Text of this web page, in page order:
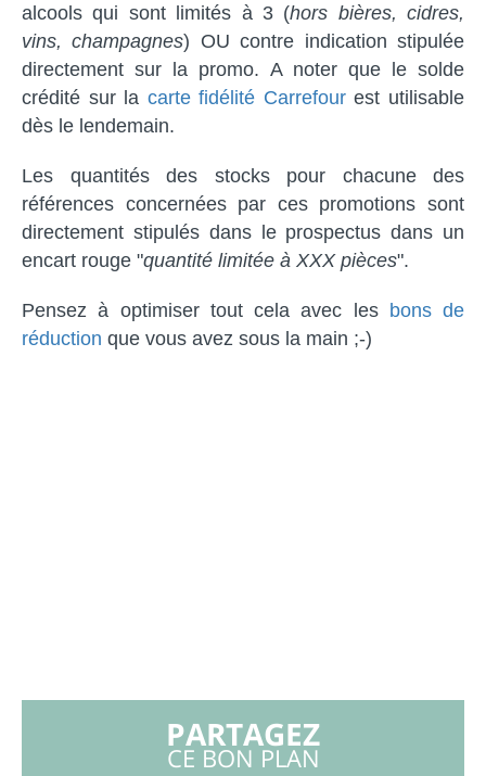
alcools qui sont limités à 3 (hors bières, cidres,
vins, champagnes) OU contre indication stipulée
directement sur la promo. A noter que le solde
crédité sur la carte fidélité Carrefourest utilisable
dès le lendemain.
Les quantités des stocks pour chacune des
références concernées par ces promotions sont
directement stipulés dans le prospectus dans un
encart rouge "quantité limitée à XXX pièces".
Pensez à optimiser tout cela avec les bons de
réduction que vous avez sous la main ;-)
PARTAGEZ
CE BON PLAN